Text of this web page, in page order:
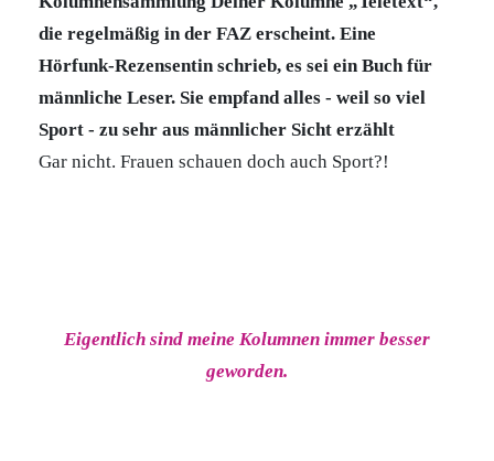
die regelmäßig in der FAZ erscheint. Eine
Hörfunk-Rezensentin schrieb, es sei ein Buch für
männliche Leser. Sie empfand alles - weil so viel
Sport - zu sehr aus männlicher Sicht erzählt
Gar nicht. Frauen schauen doch auch Sport?!
Eigentlich sind meine Kolumnen immer besser
geworden.